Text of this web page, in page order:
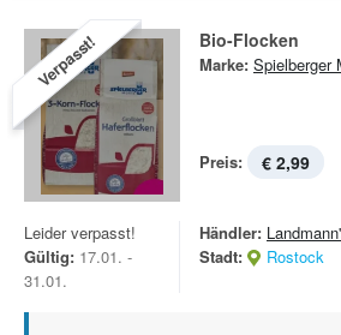
Verpasst! Bio-Flocken
Marke: Spielberger
Preis: € 2,99
Leider verpasst!
Gültig: 17.01. -
31.01.
Händler:
Stadt:
Rostock